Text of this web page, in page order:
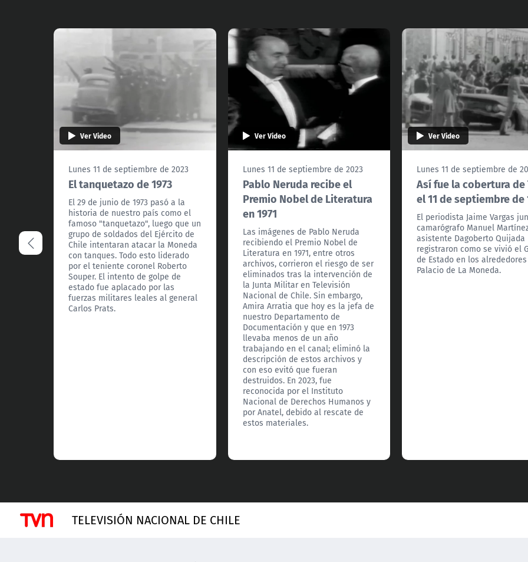
Ver Video
Lunes 11 de septiembre de 2023
El tanquetazo de 1973
El 29 de junio de 1973 pasó a la
historia de nuestro país como el
famoso "tanquetazo", luego que un
grupo de soldados del Ejército de
Chile intentaran atacar la Moneda
con tanques. Todo esto liderado
por el teniente coronel Roberto
Souper. El intento de golpe de
estado fue aplacado por las
fuerzas militares leales al general
Carlos Prats.
Ver Video
Lunes 11 de septiembre de 2023
Pablo Neruda recibe el
Premio Nobel de Literatura
en 1971
Las imágenes de Pablo Neruda
recibiendo el Premio Nobel de
Literatura en 1971, entre otros
archivos, corrieron el riesgo de ser
eliminados tras la intervención de
la Junta Militar en Televisión
Nacional de Chile. Sin embargo,
Amira Arratia que hoy es la jefa de
nuestro Departamento de
Documentación y que en 1973
llevaba menos de un año
trabajando en el canal; eliminó la
descripción de estos archivos y
con eso evitó que fueran
destruidos. En 2023, fue
reconocida por el Instituto
Nacional de Derechos Humanos y
por Anatel, debido al rescate de
estos materiales.
Ver Video
Lunes 11 de septiembre de
Así fue la cobertura de
el 11 de septiembre de
El periodista Jaime Vargas
camarógrafo Manuel
asistente Dagoberto Quijada
registraron como se vivió el
de Estado en los
Palacio de La Moneda.
TELEVISIÓN NACIONAL DE CHILE